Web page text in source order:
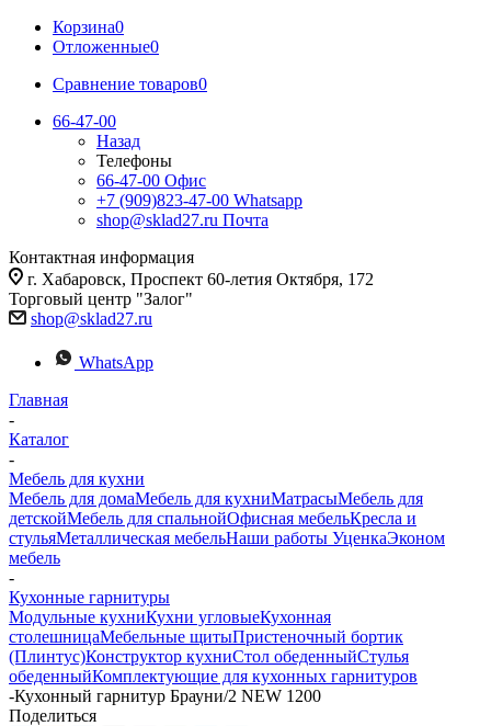
Корзина0
Отложенные0
Сравнение товаров0
66-47-00
Назад
Телефоны
66-47-00 Офис
+7 (909)823-47-00 Whatsapp
shop@sklad27.ru Почта
Контактная информация
г. Хабаровск, Проспект 60-летия Октября, 172
Торговый центр "Залог"
shop@sklad27.ru
WhatsApp
Главная
-
Каталог
-
Мебель для кухни
Мебель для домаМебель для кухниМатраcыМебель для
детскойМебель для спальнойОфисная мебельКресла и
стульяМеталлическая мебельНаши работы УценкаЭконом
мебель
-
Кухонные гарнитуры
Модульные кухниКухни угловыеКухонная
столешницаМебельные щитыПристеночный бортик
(Плинтус)Конструктор кухниСтол обеденныйСтулья
обеденныйКомплектующие для кухонных гарнитуров
-Кухонный гарнитур Брауни/2 NEW 1200
Поделиться